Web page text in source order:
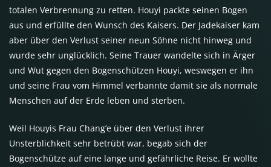
totalen Verbrennung zu retten. Houyi packte seinen Bogen
aus und erfüllte den Wunsch des Kaisers. Der Jadekaiser kam
aber über den Verlust seiner neun Söhne nicht hinweg und
wurde sehr unglücklich. Seine Trauer wandelte sich in Ärger
und Wut gegen den Bogenschützen Houyi, weswegen er ihn
und seine Frau vom Himmel verbannte damit sie als normale
Menschen auf der Erde leben und sterben.
Weil Houyis Frau Chang’e über den Verlust ihrer
Unsterblichkeit sehr betrübt war, begab sich der
Bogenschütze auf eine lange und gefährliche Reise. Er wollte